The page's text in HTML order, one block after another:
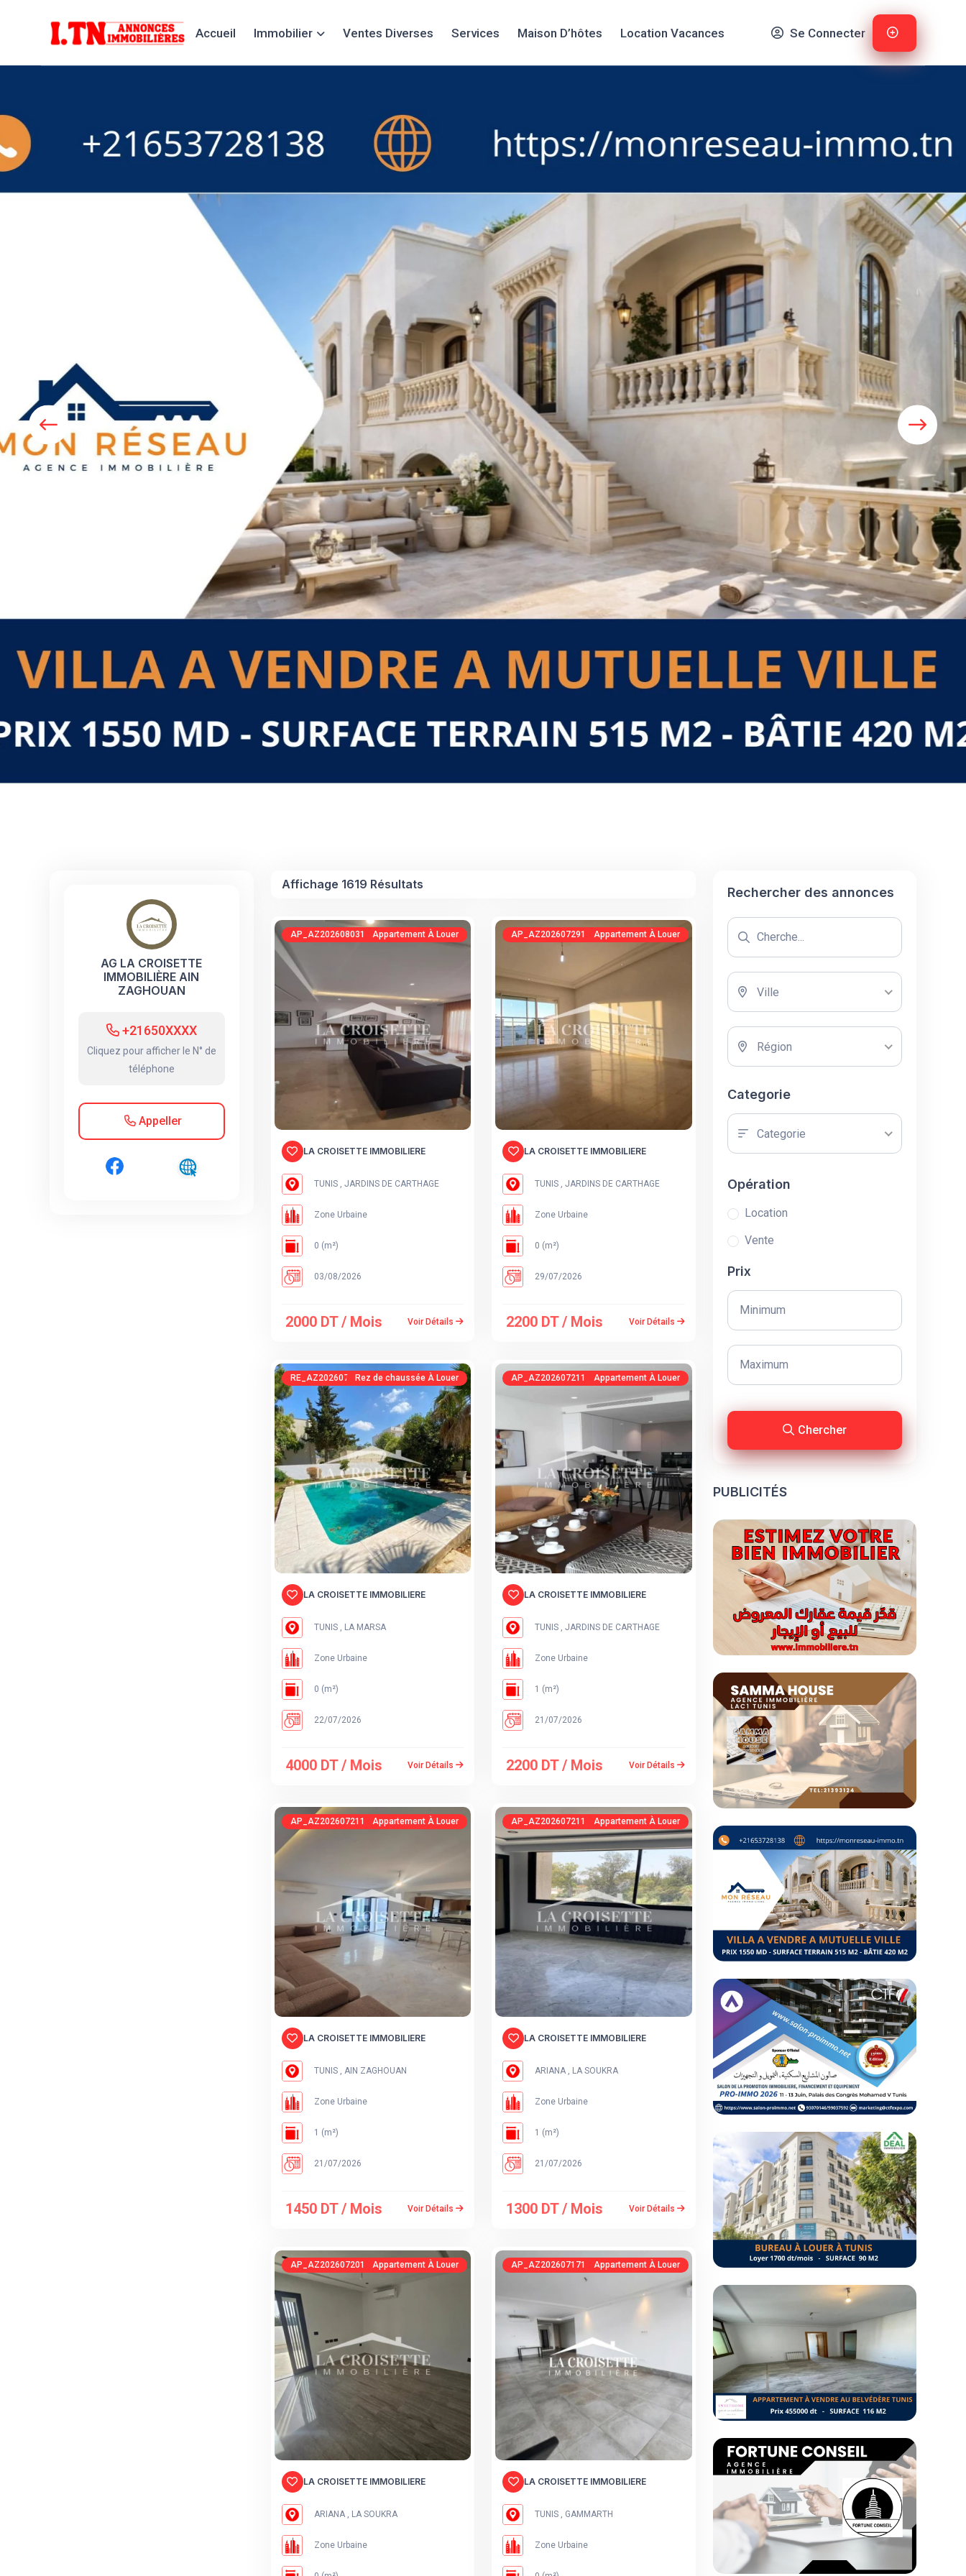
Accueil Immobilier Ventes Diverses Services Maison D’hôtes Location Vacances Se Connecter
AG LA CROISETTE
IMMOBILIÈRE AIN
ZAGHOUAN
+21650XXXX
Cliquez pour afficher le N° de
téléphone
Appeller
Affichage 1619 Résultats
AP_AZ20260803142742686605
Appartement À Louer
LA CROISETTE IMMOBILIERE
TUNIS , JARDINS DE CARTHAGE
Zone Urbaine
0 (m²)
03/08/2026
2000 DT / Mois Voir Détails
AP_AZ20260729102151463787
Appartement À Louer
LA CROISETTE IMMOBILIERE
TUNIS , JARDINS DE CARTHAGE
Zone Urbaine
0 (m²)
29/07/2026
2200 DT / Mois Voir Détails
RE_AZ20260722104020353133
Rez de chaussée À Louer
LA CROISETTE IMMOBILIERE
TUNIS , LA MARSA
Zone Urbaine
0 (m²)
22/07/2026
4000 DT / Mois Voir Détails
AP_AZ20260721144835572910
Appartement À Louer
LA CROISETTE IMMOBILIERE
TUNIS , JARDINS DE CARTHAGE
Zone Urbaine
1 (m²)
21/07/2026
2200 DT / Mois Voir Détails
AP_AZ20260721143227985074
Appartement À Louer
LA CROISETTE IMMOBILIERE
TUNIS , AIN ZAGHOUAN
Zone Urbaine
1 (m²)
21/07/2026
1450 DT / Mois Voir Détails
AP_AZ20260721141429649812
Appartement À Louer
LA CROISETTE IMMOBILIERE
ARIANA , LA SOUKRA
Zone Urbaine
1 (m²)
21/07/2026
1300 DT / Mois Voir Détails
AP_AZ20260720135737668795
Appartement À Louer
LA CROISETTE IMMOBILIERE
ARIANA , LA SOUKRA
Zone Urbaine
AP_AZ20260717115246724419
Appartement À Louer
LA CROISETTE IMMOBILIERE
TUNIS , GAMMARTH
Zone Urbaine
Rechercher des annonces
Ville
Région
Categorie
Categorie
Opération
Location
Vente
Prix
Chercher
PUBLICITÉS